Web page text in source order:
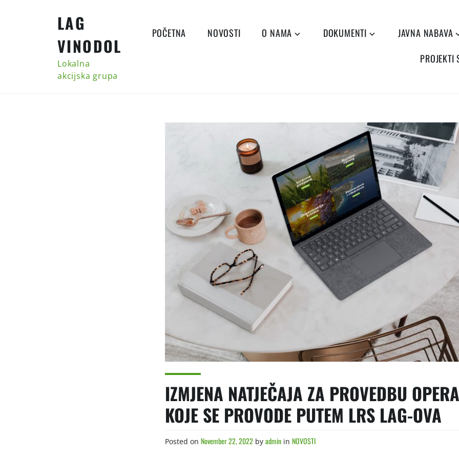
LAG
VINODOL
Lokalna
akcijska grupa
POČETNA NOVOSTI O NAMA DOKUMENTI
JAVNA NABAVA
PROJEKTI
IZMJENA NATJEČAJA ZA PROVEDBU
KOJE SE PROVODE PUTEM LRS LAG-OVA
Posted on November 22, 2022 by admin in NOVOSTI